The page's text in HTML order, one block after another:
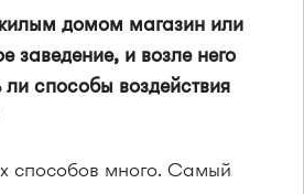
домом магазин или
заведение, и возле него
способы воздействия
способов много. Самый